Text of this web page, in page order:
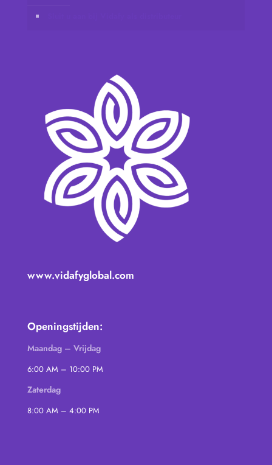
www.vidafyglobal.com
Openingstijden:
Maandag – Vrijdag
6:00 AM – 10:00 PM
Zaterdag
8:00 AM – 4:00 PM